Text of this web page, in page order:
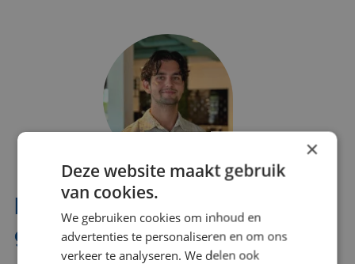
Interesse? Benno helpt je
graag verder!
×
Deze website maakt gebruik
van cookies.
We gebruiken cookies om inhoud en
advertenties te personaliseren en om ons
verkeer te analyseren. We delen ook